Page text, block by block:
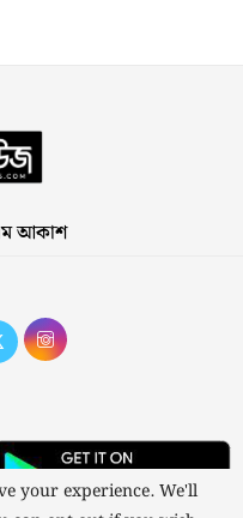
আকাশ
your experience. We'll